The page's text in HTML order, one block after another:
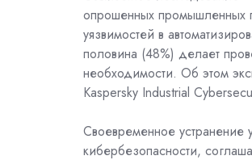
опрошенных промышленных
уязвимостей в
половина (48%) делает
необходимости. Об этом
Kaspersky Industrial
Своевременное устранение
кибербезопасности,